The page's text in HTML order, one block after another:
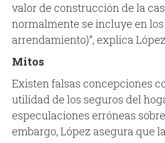
valor de construcción de la
normalmente se incluye en
arrendamiento)”, explica
Mitos
Existen falsas concepciones
utilidad de los seguros del
especulaciones erróneas
embargo, López asegura que